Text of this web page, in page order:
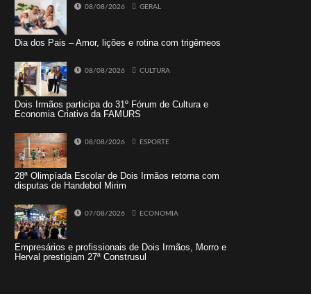
08/08/2026 GERAL
Dia dos Pais – Amor, lições e rotina com trigêmeos
08/08/2026 CULTURA
Dois Irmãos participa do 31º Fórum de Cultura e
Economia Criativa da FAMURS
08/08/2026 ESPORTE
28ª Olimpíada Escolar de Dois Irmãos retorna com
disputas de Handebol Mirim
07/08/2026 ECONOMIA
Empresários e profissionais de Dois Irmãos, Morro e
Herval prestigiam 27ª Construsul